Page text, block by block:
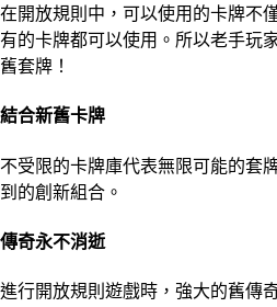
在開放規則中，可以使用的卡牌不
有的卡牌都可以使用。所以老手玩
舊套牌！
結合新舊卡牌
不受限的卡牌庫代表無限可能的套
到的創新組合。
傳奇永不消逝
進行開放規則遊戲時，強大的舊傳